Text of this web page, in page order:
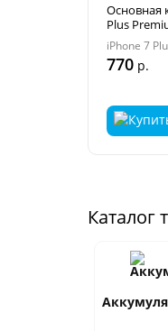
Основная
Plus
iPhone 7
770 р.
Каталог